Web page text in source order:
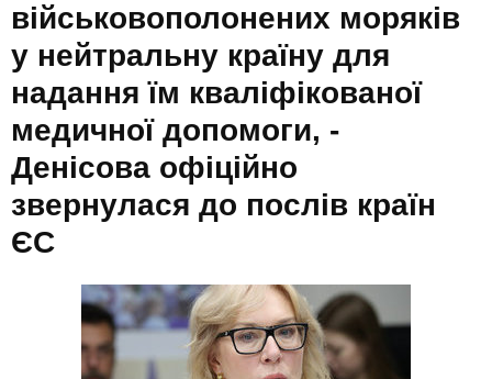
військовополонених моряків
у нейтральну країну для
надання їм кваліфікованої
медичної допомоги, -
Денісова офіційно
звернулася до послів країн
ЄС